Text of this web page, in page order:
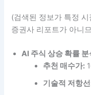
(검색된 정보가 특정
증권사 리포트가 아니
AI 주식 상승 확률
추천 매수가:
기술적 저항